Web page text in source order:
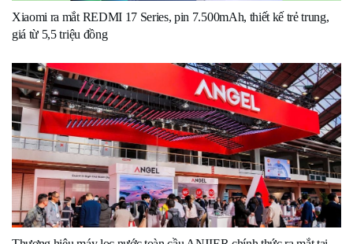
Xiaomi ra mắt REDMI 17 Series, pin 7.500mAh, thiết kế trẻ trung,
giá từ 5,5 triệu đồng